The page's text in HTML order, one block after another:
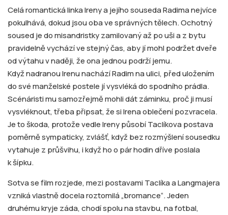
Celá romantická linka Ireny a jejího souseda Radima nejvíce
pokulhává, dokud jsou oba ve správných tělech. Ochotný
soused je do misandristky zamilovaný až po uši a z bytu
pravidelně vychází ve stejný čas, aby jí mohl podržet dveře
od výtahu v naději, že ona jednou podrží jemu.
Když nadranou Irenu nachází Radim na ulici, před uložením
do své manželské postele jí vysvléká do spodního prádla.
Scénáristi mu samozřejmě mohli dát záminku, proč ji musí
vysvléknout, třeba připsat, že si Irena oblečení pozvracela.
Je to škoda, protože vedle Ireny působí Taclíkova postava
poměrně sympaticky, zvlášť, když bez rozmýšlení sousedku
vytahuje z průšvihu, i když ho o pár hodin dříve poslala
k šípku.
Sotva se film rozjede, mezi postavami Taclíka a Langmajera
vzniká vlastně docela roztomilá „bromance“. Jeden
druhému kryje záda, chodí spolu na stavbu, na fotbal,